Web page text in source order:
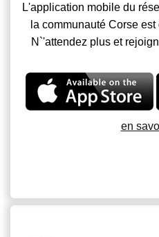
L'application mobile du
la communauté Corse
N`'attendez plus et
en